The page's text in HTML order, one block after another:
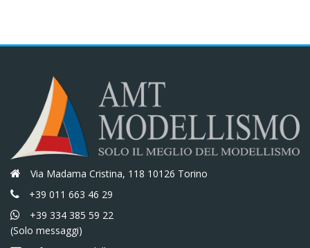
Via Madama Cristina, 118 10126 Torino
+39 011 663 46 29
+39 334 385 59 22
(Solo messaggi)